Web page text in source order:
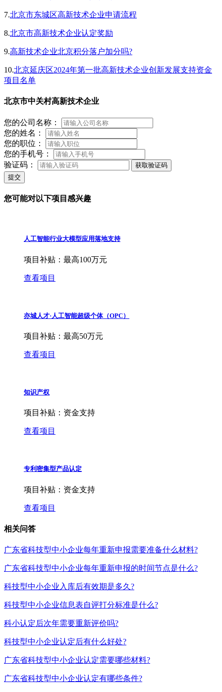
7.北京市东城区高新技术企业申请流程
8.北京市高新技术企业认定奖励
9.高新技术企业北京积分落户加分吗?
10.北京延庆区2024年第一批高新技术企业创新发展支持资金
项目名单
北京市中关村高新技术企业
您的公司名称：
您的姓名：
您的职位：
您的手机号：
验证码：
获取验证码
提交
您可能对以下项目感兴趣
人工智能行业大模型应用落地支持
项目补贴： 最高100万元
查看项目
亦城人才·人工智能超级个体（OPC）
项目补贴： 最高50万元
查看项目
知识产权
项目补贴： 资金支持
查看项目
专利密集型产品认定
项目补贴： 资金支持
查看项目
相关问答
广东省科技型中小企业每年重新申报需要准备什么材料?
广东省科技型中小企业每年重新申报的时间节点是什么?
科技型中小企业入库后有效期是多久?
科技型中小企业信息表自评打分标准是什么?
科小认定后次年需要重新评价吗?
科技型中小企业认定后有什么好处?
广东省科技型中小企业认定需要哪些材料?
广东省科技型中小企业认定有哪些条件?